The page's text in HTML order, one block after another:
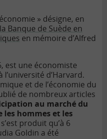
» désigne, en
Banque de Suède en
en mémoire d’Alfred
est une économiste
d’Harvard.
et de l’économie du
de nombreux articles
au marché du
hommes et les
produit qu’à 6
Goldin a été